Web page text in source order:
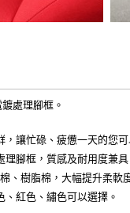
處理腳框。
讓忙碌、疲憊一天的您
理腳框，質感及耐用度兼
、樹脂棉，大幅提升柔軟
、紅色、繡色可以選擇。